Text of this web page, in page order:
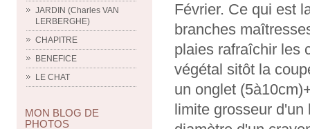
JARDIN (Charles VAN
LERBERGHE)
CHAPITRE
BENEFICE
LE CHAT
MON BLOG DE
PHOTOS
Février. Ce qui est
branches
plaies rafraîchir les
végétal sitôt la
un onglet
limite grosseur